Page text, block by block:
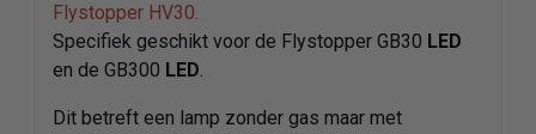
Flystopper HV30.
Specifiek geschikt voor de Flystopper GB30 LED
en de GB300 LED.
Dit betreft een lamp zonder gas maar met